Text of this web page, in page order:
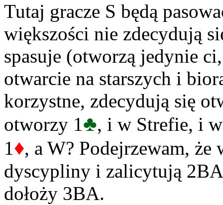
Tutaj gracze S będą
większości nie zdecydują
spasuje (otworzą jedynie
otwarcie na starszych i
korzystne, zdecydują się
otworzy 1♣, i w Strefie, i
1♦, a W? Podejrzewam, że
dyscypliny i zalicytują
dołoży 3BA.